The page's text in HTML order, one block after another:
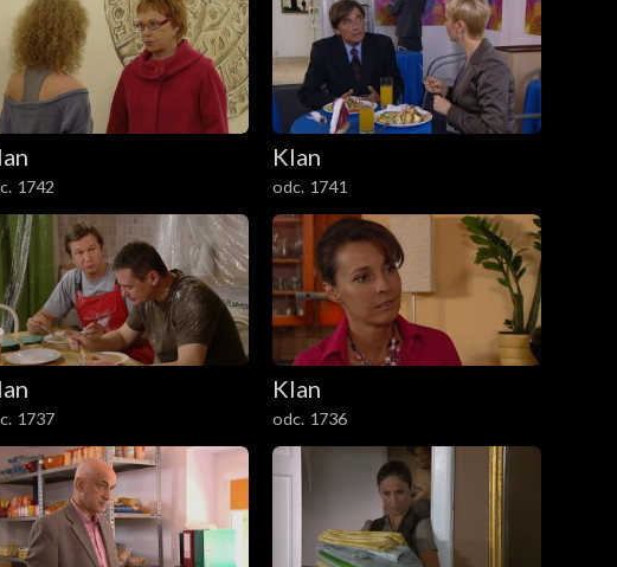
1742
Klan
odc. 1741
1737
Klan
odc. 1736